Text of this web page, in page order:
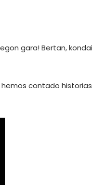
gara! Bertan,
contado